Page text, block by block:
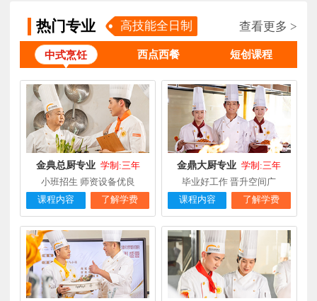
赖**
时尚西餐西点
专业
福建三明 16小时前 在线报名
陈** 大厨精英专业 福建福州 3天前 在线报名
谢** 西点店长班 福建厦门 4天前 在线报名
曾** 厨师长研修 福建厦门 4天前 在线报名
热门专业 高技能全日制 查看更多 >
中式烹饪 西点西餐 短创课程
金典总厨专业 学制:三年
小班招生 师资设备优良
课程内容
了解学费
金鼎大厨专业 学制:三年
毕业好工作 晋升空间广
课程内容
了解学费